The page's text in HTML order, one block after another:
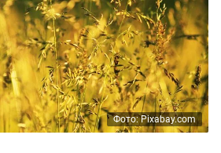
Фото: Pixabay.com